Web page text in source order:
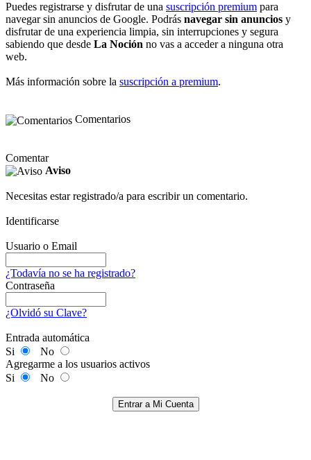
Puedes registrarse y disfrutar de una suscripción premium para
navegar sin anuncios de Google. Podrás navegar sin anuncios y
disfrutar de una experiencia limpia, sin interrupciones y segura
sabiendo que desde La Noción no vas a acceder a ninguna otra
web.
Más información sobre la suscripción a premium.
Comentarios
Comentar
Aviso
Necesitas estar registrado/a para escribir un comentario.
Identificarse
Usuario o Email
¿Todavía no se ha registrado?
Contraseña
¿Olvidó su Clave?
Entrada automática
Si
No
Agregarme a los usuarios activos
Si
No
Entrar a Mi Cuenta